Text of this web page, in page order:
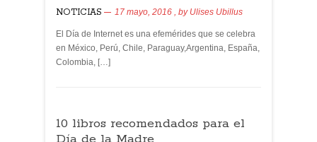
NOTICIAS 17 mayo, 2016 , by Ulises Ubillus
El Día de Internet es una efemérides que se celebra
en México, Perú, Chile, Paraguay,Argentina, España,
Colombia, […]
10 libros recomendados para el